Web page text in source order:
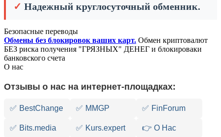
✓ Надежный круглосуточный обменник.
Безопасные переводы
Обмены без блокировок ваших карт. Обмен криптовалют
БЕЗ риска получения "ГРЯЗНЫХ" ДЕНЕГ и блокироваки
банковского счета
О нас
Отзывы о нас на интернет-площадках:
✅ BestChange ✅ MMGP ✅ FinForum
✅ Bits.media ✅ Kurs.expert
👉 О Нас